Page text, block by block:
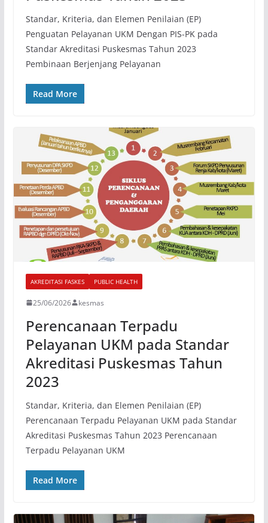
Standar, Kriteria, dan Elemen Penilaian (EP)
Penguatan Pelayanan UKM Dengan PIS-PK pada
Standar Akreditasi Puskesmas Tahun 2023
Pembinaan Berjenjang Pelayanan
Read More
AKREDITASI FASKES PUBLIC HEALTH
25/06/2026 kesmas
Perencanaan Terpadu
Pelayanan UKM pada Standar
Akreditasi Puskesmas Tahun
2023
Standar, Kriteria, dan Elemen Penilaian (EP)
Perencanaan Terpadu Pelayanan UKM pada Standar
Akreditasi Puskesmas Tahun 2023 Perencanaan
Terpadu Pelayanan UKM
Read More